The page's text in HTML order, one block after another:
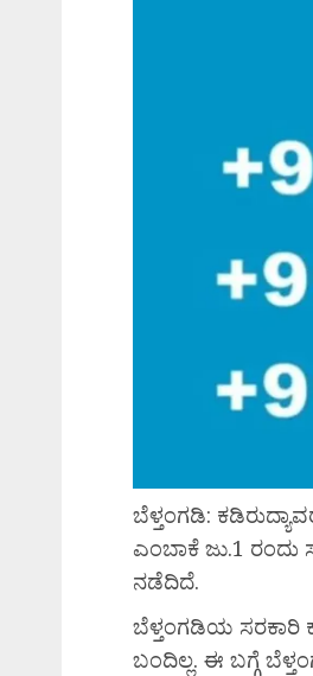
ಬೆಳ್ತಂಗಡಿ:
ಎಂಬಾಕೆ ಜು.1
ನಡೆದಿದೆ.
ಬೆಳ್ತಂಗಡಿಯ ಸರಕಾರಿ
ಬಂದಿಲ್ಲ. ಈ ಬಗ್ಗೆ